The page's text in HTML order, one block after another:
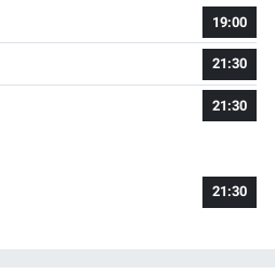
19:00
21:30
21:30
21:30